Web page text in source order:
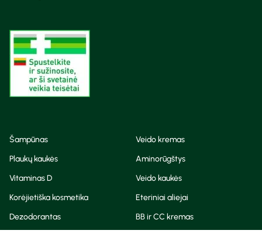
Šampūnas
Veido kremas
Plaukų kaukės
Aminorūgštys
Vitaminas D
Veido kaukės
Korėjietiška kosmetika
Eteriniai aliejai
Dezodorantas
BB ir CC kremas